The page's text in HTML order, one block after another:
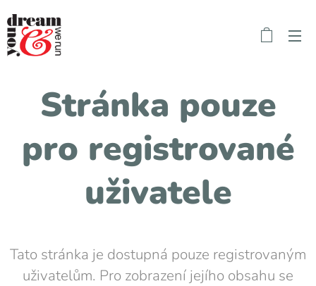
Stránka pouze
pro registrované
uživatele
Tato stránka je dostupná pouze registrovaným
uživatelům. Pro zobrazení jejího obsahu se